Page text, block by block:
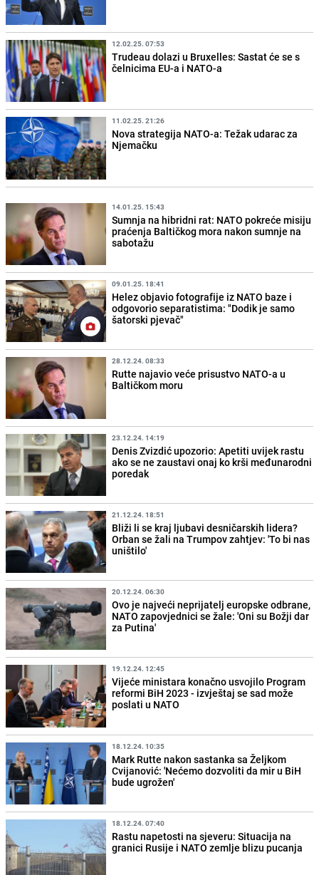
12.02.25. 07:53
Trudeau dolazi u Bruxelles: Sastat će se s
čelnicima EU-a i NATO-a
11.02.25. 21:26
Nova strategija NATO-a: Težak udarac za
Njemačku
14.01.25. 15:43
Sumnja na hibridni rat: NATO pokreće misiju
praćenja Baltičkog mora nakon sumnje na
sabotažu
09.01.25. 18:41
Helez objavio fotografije iz NATO baze i
odgovorio separatistima: "Dodik je samo
šatorski pjevač"
28.12.24. 08:33
Rutte najavio veće prisustvo NATO-a u
Baltičkom moru
23.12.24. 14:19
Denis Zvizdić upozorio: Apetiti uvijek rastu
ako se ne zaustavi onaj ko krši međunarodni
poredak
21.12.24. 18:51
Bliži li se kraj ljubavi desničarskih lidera?
Orban se žali na Trumpov zahtjev: 'To bi nas
uništilo'
20.12.24. 06:30
Ovo je najveći neprijatelj europske odbrane,
NATO zapovjednici se žale: 'Oni su Božji dar
za Putina'
19.12.24. 12:45
Vijeće ministara konačno usvojilo Program
reformi BiH 2023 - izvještaj se sad može
poslati u NATO
18.12.24. 10:35
Mark Rutte nakon sastanka sa Željkom
Cvijanović: 'Nećemo dozvoliti da mir u BiH
bude ugrožen'
18.12.24. 07:40
Rastu napetosti na sjeveru: Situacija na
granici Rusije i NATO zemlje blizu pucanja